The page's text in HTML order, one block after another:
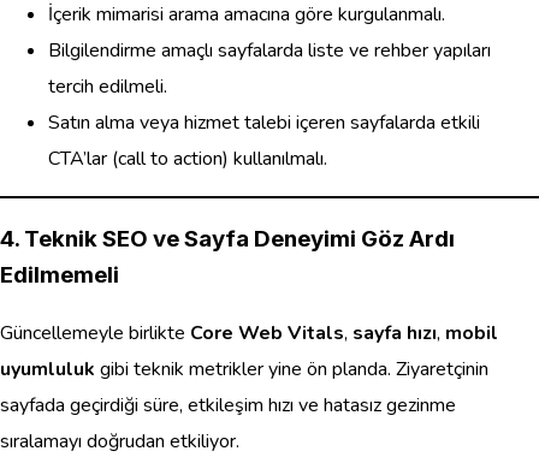
İçerik mimarisi arama amacına göre kurgulanmalı.
Bilgilendirme amaçlı sayfalarda liste ve rehber yapıları
tercih edilmeli.
Satın alma veya hizmet talebi içeren sayfalarda etkili
CTA’lar (call to action) kullanılmalı.
4. Teknik SEO ve Sayfa Deneyimi Göz Ardı
Edilmemeli
Güncellemeyle birlikte Core Web Vitals, sayfa hızı, mobil
uyumluluk gibi teknik metrikler yine ön planda. Ziyaretçinin
sayfada geçirdiği süre, etkileşim hızı ve hatasız gezinme
sıralamayı doğrudan etkiliyor.